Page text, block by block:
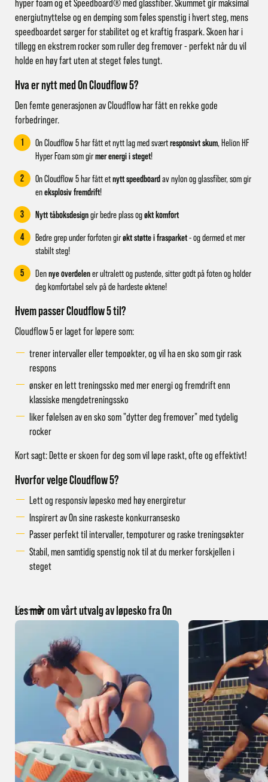
hyper foam og et Speedboard®med glassfiber. Skummet gir maksimal
energiutnyttelse og en demping som føles spenstig i hvert steg, mens
speedboardet sørger for stabilitet og et kraftig fraspark. Skoen har i
tillegg en ekstrem rocker som ruller deg fremover - perfekt når du vil
holde en høy fart uten at steget føles tungt.
Hva er nytt med On Cloudflow 5?
Den femte generasjonen av Cloudflow har fått en rekke gode
forbedringer.
1 On Cloudflow 5 har fått et nytt lag med sværtresponsivt skum, Helion HF
Hyper Foam som girmer energi i steget!
2
On Cloudflow 5 har fått etnytt speedboardav nylon og glassfiber, som gir
eneksplosiv fremdrift!
3
Nytt tåboksdesigngir bedre plass ogøkt komfort
4
Bedre grep under forfoten girøkt støtte i frasparket- og dermed et mer
stabilt steg!
5
Dennye overdelener ultralett og pustende, sitter godt på foten og holder
deg komfortabel selv på de hardeste øktene!
Hvem passer Cloudflow 5 til?
Cloudflow 5 er laget for løpere som:
trener intervaller eller tempoøkter, og vil ha en sko som gir rask
respons
ønsker en lett treningssko med mer energi og fremdrift enn
klassiske mengdetreningssko
liker følelsen av en sko som "dytter deg fremover" med tydelig
rocker
Kort sagt: Dette er skoen for deg som vil løpe raskt, ofte og effektivt!
Hvorfor velge Cloudflow 5?
Lett og responsiv løpesko med høy energiretur
Inspirert av On sine raskeste konkurransesko
Passer perfekt til intervaller, tempoturer og raske treningsøkter
Stabil, men samtidig spenstig nok til at du merker forskjellen i
steget
Les mer om vårt utvalg av løpesko fra On